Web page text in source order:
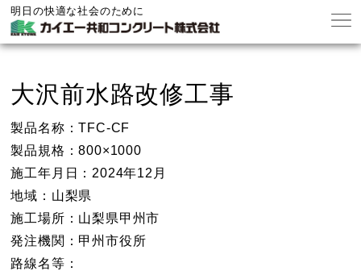
明日の快適な社会のために
大沢前水路改修工事
製品名称：TFC-CF
製品規格：800×1000
施工年月日：2024年12月
地域：山梨県
施工場所：山梨県甲州市
発注機関：甲州市役所
路線名等：